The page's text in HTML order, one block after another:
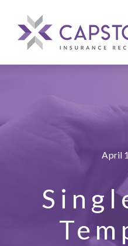
April